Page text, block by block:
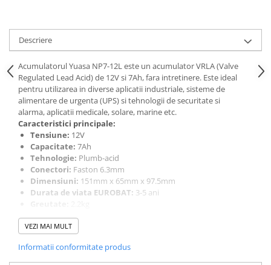
Descriere
Acumulatorul Yuasa NP7-12L este un acumulator VRLA (Valve
Regulated Lead Acid) de 12V si 7Ah, fara intretinere. Este ideal
pentru utilizarea in diverse aplicatii industriale, sisteme de
alimentare de urgenta (UPS) si tehnologii de securitate si
alarma, aplicatii medicale, solare, marine etc.
Caracteristici principale:
Tensiune: 12V
Capacitate: 7Ah
Tehnologie: Plumb-acid
Conectori: Faston 6.3mm
Dimensiuni: 151mm x 65mm x 97.5mm
Durata de viata EUROBAT: 3-5 ani
Constructie:
Durata lunga de viata:
Autodescarcare redusa:Design cu supapa reglata pentru o
autodescarcare minima
VEZI MAI MULT
Informatii conformitate produs